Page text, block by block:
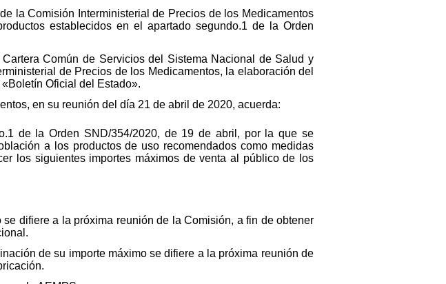
la Comisión Interministerial de Precios de los Medicamentos
establecidos en el apartado segundo.1 de la Orden
Común de Servicios del Sistema Nacional de Salud y
de Precios de los Medicamentos, la elaboración del
Oficial del Estado».
en su reunión del día 21 de abril de 2020, acuerda:
de la Orden SND/354/2020, de 19 de abril, por la que se
a los productos de uso recomendados como medidas
los siguientes importes máximos de venta al público de los
difiere a la próxima reunión de la Comisión, a fin de obtener
de su importe máximo se difiere a la próxima reunión de